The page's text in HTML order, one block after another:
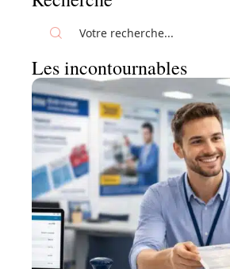
Les incontournables